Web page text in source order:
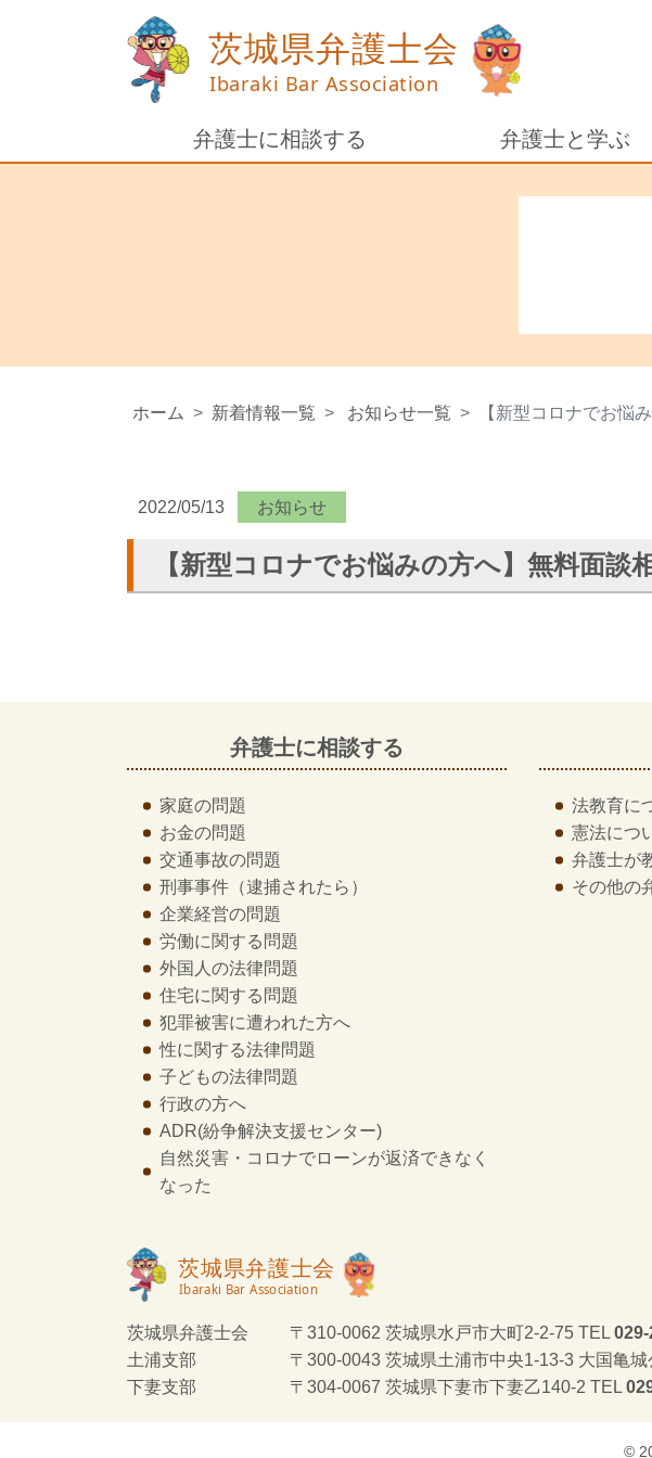
弁護士に相談する 弁護士と学ぶ
ホーム 新着情報一覧 お知らせ一覧 【新型コロナでお悩
2022/05/13 お知らせ
【新型コロナでお悩みの方へ】無料面談
弁護士に相談する
家庭の問題
お金の問題
交通事故の問題
刑事事件 （逮捕されたら）
企業経営の問題
労働に関する問題
外国人の法律問題
住宅に関する問題
犯罪被害に遭われた方へ
性に関する法律問題
子どもの法律問題
行政の方へ
ADR(紛争解決支援センター)
自然災害・コロナでローンが返済できなく
なった
法教育に
憲法につ
弁護士が
その他の
茨城県弁護士会 〒310-0062 茨城県水戸市大町2-2-75 TEL
土浦支部
〒300-0043 茨城県土浦市中央1-13-3 大国亀
下妻支部
〒304-0067 茨城県下妻市下妻乙140-2 TEL
©